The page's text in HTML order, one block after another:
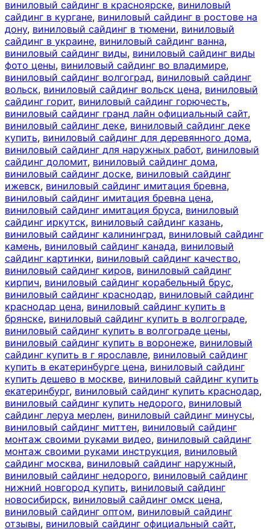
виниловый сайдинг в красноярске, виниловый
сайдинг в кургане, виниловый сайдинг в ростове на
дону, виниловый сайдинг в тюмени, виниловый
сайдинг в украине, виниловый сайдинг ванна,
виниловый сайдинг виды, виниловый сайдинг виды
фото цены, виниловый сайдинг во владимире,
виниловый сайдинг волгоград, виниловый сайдинг
вольск, виниловый сайдинг вольск цена, виниловый
сайдинг горит, виниловый сайдинг горючесть,
виниловый сайдинг гранд лайн официальный сайт,
виниловый сайдинг деке, виниловый сайдинг деке
купить, виниловый сайдинг для деревянного дома,
виниловый сайдинг для наружных работ, виниловый
сайдинг доломит, виниловый сайдинг дома,
виниловый сайдинг доске, виниловый сайдинг
ижевск, виниловый сайдинг имитация бревна,
виниловый сайдинг имитация бревна цена,
виниловый сайдинг имитация бруса, виниловый
сайдинг иркутск, виниловый сайдинг казань,
виниловый сайдинг калининград, виниловый сайдинг
камень, виниловый сайдинг канада, виниловый
сайдинг картинки, виниловый сайдинг качество,
виниловый сайдинг киров, виниловый сайдинг
кирпич, виниловый сайдинг корабельный брус,
виниловый сайдинг краснодар, виниловый сайдинг
краснодар цена, виниловый сайдинг купить в
брянске, виниловый сайдинг купить в волгограде,
виниловый сайдинг купить в волгограде цены,
виниловый сайдинг купить в воронеже, виниловый
сайдинг купить в г ярославле, виниловый сайдинг
купить в екатеринбурге цена, виниловый сайдинг
купить дешево в москве, виниловый сайдинг купить
екатеринбург, виниловый сайдинг купить краснодар,
виниловый сайдинг купить недорого, виниловый
сайдинг леруа мерлен, виниловый сайдинг минусы,
виниловый сайдинг миттен, виниловый сайдинг
монтаж своими руками видео, виниловый сайдинг
монтаж своими руками инструкция, виниловый
сайдинг москва, виниловый сайдинг наружный,
виниловый сайдинг недорого, виниловый сайдинг
нижний новгород купить, виниловый сайдинг
новосибирск, виниловый сайдинг омск цена,
виниловый сайдинг оптом, виниловый сайдинг
отзывы, виниловый сайдинг официальный сайт,